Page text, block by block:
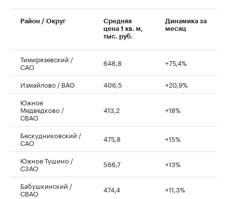
00:00 / 00:00
Район / Округ
Средняя
цена 1 кв. м,
тыс. руб.
Динамика за
месяц
Тимирязевский /
САО 648,8 +75,4%
Измайлово / ВАО 406,5
+20,9%
Южное
Медведково /
СВАО
413,2 +18%
Бескудниковский /
САО 475,8 +15%
Южное Тушино /
СЗАО 566,7 +13%
Бабушкинский /
СВАО 474,4 +11,3%